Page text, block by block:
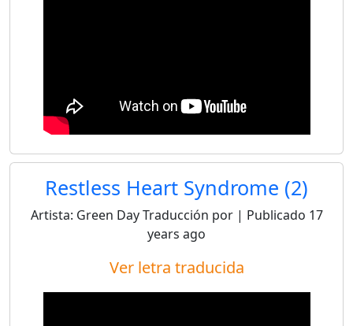
Restless Heart Syndrome (2)
Artista: Green DayTraducción por | Publicado 17
years ago
Ver letra traducida